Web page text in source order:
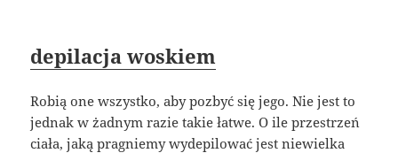
depilacja woskiem
Robią one wszystko, aby pozbyć się jego. Nie jest to
jednak w żadnym razie takie łatwe. O ile przestrzeń
ciała, jaką pragniemy wydepilować jest niewielka